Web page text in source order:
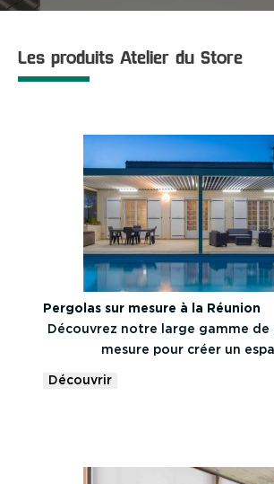
Les produits Atelier du Store
Pergolas sur mesure à la Réunion
Découvrez notre large gamme de
mesure pour créer un
Découvrir